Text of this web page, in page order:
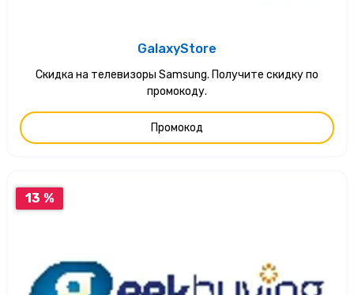
GalaxyStore
Скидка на телевизоры Samsung. Получите скидку по
промокоду.
Промокод
13 %